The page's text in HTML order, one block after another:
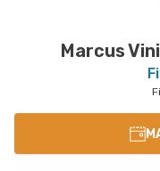
Marcus